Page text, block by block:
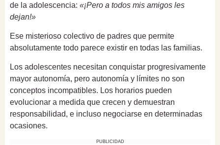
de la adolescencia: «¡Pero a todos mis amigos les
dejan!»
Ese misterioso colectivo de padres que permite
absolutamente todo parece existir en todas las familias.
Los adolescentes necesitan conquistar progresivamente
mayor autonomía, pero autonomía y límites no son
conceptos incompatibles. Los horarios pueden
evolucionar a medida que crecen y demuestran
responsabilidad, e incluso negociarse en determinadas
ocasiones.
PUBLICIDAD